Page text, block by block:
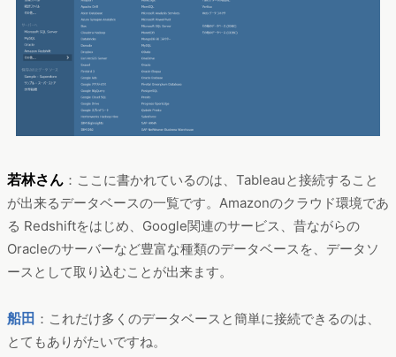
若林さん ：ここに書かれているのは、Tableauと接続すること
が出来るデータベースの一覧です。Amazonのクラウド環境であ
る Redshiftをはじめ、Google関連のサービス、昔ながらの
Oracleのサーバーなど豊富な種類のデータベースを、データソ
ースとして取り込むことが出来ます。
船田 ：これだけ多くのデータベースと簡単に接続できるのは、
とてもありがたいですね。